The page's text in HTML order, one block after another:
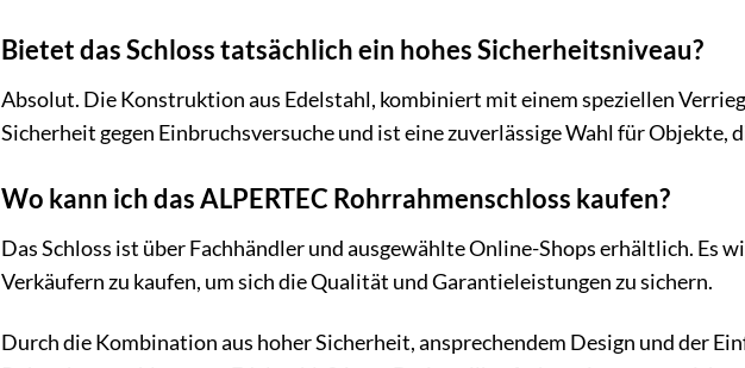
Bietet das Schloss tatsächlich ein hohes Sicherheitsniveau?
Absolut. Die Konstruktion aus Edelstahl, kombiniert mit einem speziellen
Sicherheit gegen Einbruchsversuche und ist eine zuverlässige Wahl für Objekte,
Wo kann ich das ALPERTEC Rohrrahmenschloss kaufen?
Das Schloss ist über Fachhändler und ausgewählte Online-Shops erhältlich. Es
Verkäufern zu kaufen, um sich die Qualität und Garantieleistungen zu sichern.
Durch die Kombination aus hoher Sicherheit, ansprechendem Design und der